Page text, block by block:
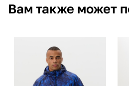
Вам также может